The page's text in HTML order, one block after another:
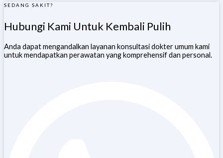
SEDANG SAKIT?
Hubungi Kami Untuk Kembali Pulih
Anda dapat mengandalkan layanan konsultasi dokter umum kami
untuk mendapatkan perawatan yang komprehensif dan personal.